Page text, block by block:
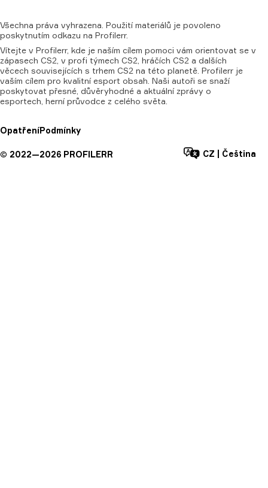
Všechna práva vyhrazena. Použití materiálů je povoleno
poskytnutím odkazu na Profilerr.
Vítejte v Profilerr, kde je naším cílem pomoci vám orientovat se v
zápasech CS2, v profi týmech CS2, hráčích CS2 a dalších
věcech souvisejících s trhem CS2 na této planetě. Profilerr je
vaším cílem pro kvalitní esport obsah. Naši autoři se snaží
poskytovat přesné, důvěryhodné a aktuální zprávy o
esportech, herní průvodce z celého světa.
OpatřeníPodmínky
© 2022—2026 PROFILERR CZ Čeština